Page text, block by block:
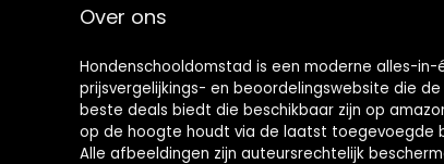
Over ons
Hondenschooldomstad is een moderne alles-in-
prijsvergelijkings- en beoordelingswebsite die de
beste deals biedt die beschikbaar zijn op
op de hoogte houdt via de laatst toegevoegde
Alle afbeeldingen zijn auteursrechtelijk